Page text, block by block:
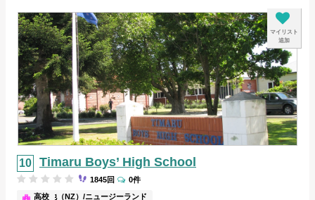
マイリスト
追加
Timaru Boys’ High School
その他（NZ）/ニュージーランド
高校
1845回 0件